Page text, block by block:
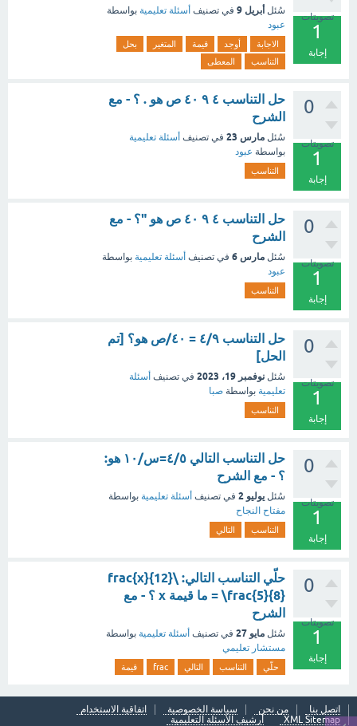
تصويتات
1
إجابة
سُئل أبريل 9 في تصنيف أسئلة تعليمية بواسطة
عبود
الاجابة أوجد قيمة المتغير
بحل
التناسب
المعطى
0
تصويتات
1
إجابة
حل التناسب ٤ ٩ ٤٠ ص هو . ؟ - مع
الشرح
سُئل مارس 23 في تصنيف أسئلة تعليمية
بواسطة عبود
التناسب
0
تصويتات
1
إجابة
حل التناسب ٤ ٩ ٤٠ ص هو "؟ - مع
الشرح
سُئل مارس 6 في تصنيف أسئلة تعليمية بواسطة
عبود
التناسب
0
تصويتات
1
إجابة
حل التناسب ٤/٩ = ٤٠/ص هو؟ [تم
الحل]
سُئل نوفمبر 19، 2023 في تصنيف أسئلة
تعليمية بواسطة صبا
التناسب
0
تصويتات
1
إجابة
حل التناسب التالي ٤/٥=س/١٠ هو:
؟ - مع الشرح
سُئل يوليو 2 في تصنيف أسئلة تعليمية بواسطة
مفتاح النجاح
التناسب التالي
0
تصويتات
1
إجابة
حلّي التناسب التالي: \frac{x}{12}
= \frac{5}{8} ما قيمة x ؟ - مع
الشرح
سُئل مايو 27 في تصنيف أسئلة تعليمية بواسطة
مستشار تعليمي
حلّي التناسب التالي frac قيمة
اتصل بنا من نحن سياسة الخصوصية
اتفاقية الاستخدام
XML Sitemap
أرشيف الأسئلة التعليمية